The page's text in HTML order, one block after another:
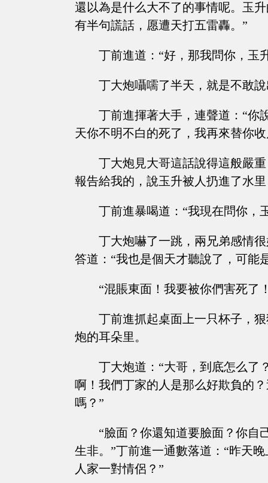
還以為是什么大不了的事情呢。玉
有半句謊話，愿遭天打五雷轟。”
丁前進道：“好，那我問你，玉
丁大炮囁嚅了半天，就是不敢
丁前進揮著大手，連聲道：“你
天你不明不白的死了，我再來替你
丁大炮見大哥這話說得這般嚴
報告給我的，說玉升被人扔進了水
丁前進暴喝道：“我現在問你，
丁大炮嚇了一跳，兩兄弟感情
答道：“我也是個天才聽說了，可能
“混賬東面！我要被你們害死了
丁前進抓起桌面上一只杯子，
炮的耳朵里。
丁大炮道：“大哥，到底怎么了
啊！我們丁家的人是那么好欺負的
嗎？”
“臉面？你還知道要臉面？你自
生非。”丁前進一通數落道：“昨天
人家一對情侶？”